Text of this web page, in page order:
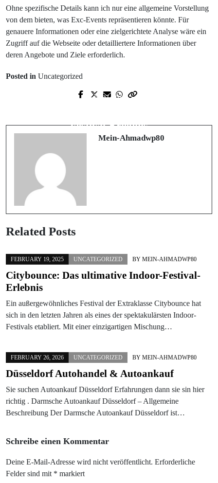
Ohne spezifische Details kann ich nur eine allgemeine Vorstellung
von dem bieten, was Exc-Events repräsentieren könnte. Für
genauere Informationen oder eine zielgerichtete Analyse wäre ein
Zugriff auf die Webseite oder detailliertere Informationen über
deren Angebote und Ziele erforderlich.
Posted in Uncategorized
Next Post
Festival-Erlebnis
Mein-Ahmadwp80
Related Posts
FEBRUARY 19, 2025 UNCATEGORIZED BY MEIN-AHMADWP80
Citybounce: Das ultimative Indoor-Festival-
Erlebnis
Ein außergewöhnliches Festival der Extraklasse Citybounce hat
sich in den letzten Jahren als eines der spektakulärsten Indoor-
Festivals etabliert. Mit einer einzigartigen Mischung…
FEBRUARY 26, 2026 UNCATEGORIZED BY MEIN-AHMADWP80
Düsseldorf Autohandel & Autoankauf
Sie suchen Autoankauf Düsseldorf Erfahrungen dann sie sin hier
richtig . Darmsche Autoankauf Düsseldorf – Allgemeine
Beschreibung Der Darmsche Autoankauf Düsseldorf ist…
Schreibe einen Kommentar
Deine E-Mail-Adresse wird nicht veröffentlicht. Erforderliche
Felder sind mit * markiert